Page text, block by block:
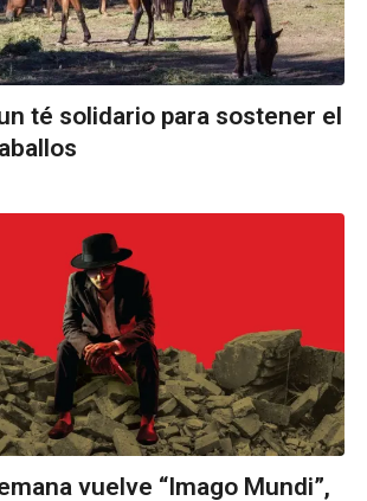
té solidario para sostener el
vuelve “Imago Mundi”,